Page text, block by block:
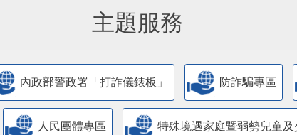
主題服務
內政部警政署「打詐儀錶板」 防詐騙專區
人民團體專區 特殊境遇家庭暨弱勢兒童